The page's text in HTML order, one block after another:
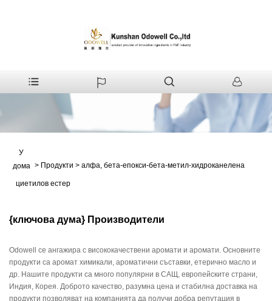
У
дома > Продукти > алфа, бета-епокси-бета-метил-хидроканелена
циетилов естер
{ключова дума} Производители
Odowell се ангажира с висококачествени аромати и аромати. Основните
продукти са аромат химикали, ароматични съставки, етерично масло и
др. Нашите продукти са много популярни в САЩ, европейските страни,
Индия, Корея. Доброто качество, разумна цена и стабилна доставка на
продукти позволяват на компанията да получи добра репутация в